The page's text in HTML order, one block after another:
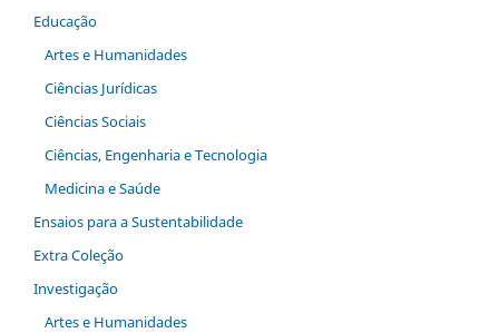
Educação
Artes e Humanidades
Ciências Jurídicas
Ciências Sociais
Ciências, Engenharia e Tecnologia
Medicina e Saúde
Ensaios para a Sustentabilidade
Extra Coleção
Investigação
Artes e Humanidades